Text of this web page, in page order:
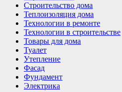
Строительство дома
Теплоизоляция дома
Технологии в ремонте
Технологии в строительстве
Товары для дома
Туалет
Утепление
Фасад
Фундамент
Электрика